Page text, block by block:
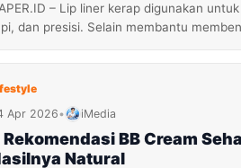
– Lip liner kerap digunakan
dan presisi. Selain membantu
Apr 2026• iMedia
Rekomendasi BB Cream
Natural